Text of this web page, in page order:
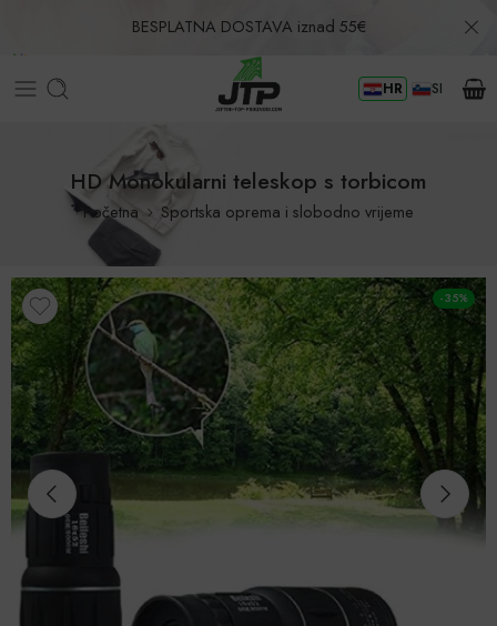
BESPLATNA DOSTAVA iznad 55€
Povrat u roku od 30 dana! HR SI
HD Monokularni teleskop s torbicom
Početna Sportska oprema i slobodno vrijeme
-35%